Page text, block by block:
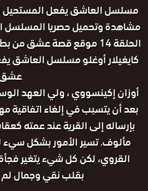
مشاهدة وتحميل حصريا المسلسل
الحلقة 14 موقع قصة عشق
عشق
أوزان إكينسووي ، ولي العهد
بعد أن يتسبب في إلغاء اتفاقية
بإرساله إلى القرية عند عمته
مألوف. تسير الأمور بشكل سيء
القروي، لكن كل شيء يتغير
بقلب نقي وجمال